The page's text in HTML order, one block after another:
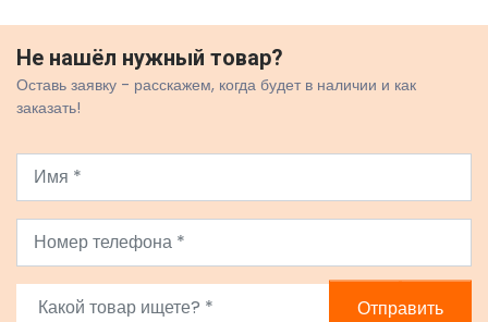
Не нашёл нужный товар?
Оставь заявку - расскажем, когда будет в наличии и как
заказать!
Отправить